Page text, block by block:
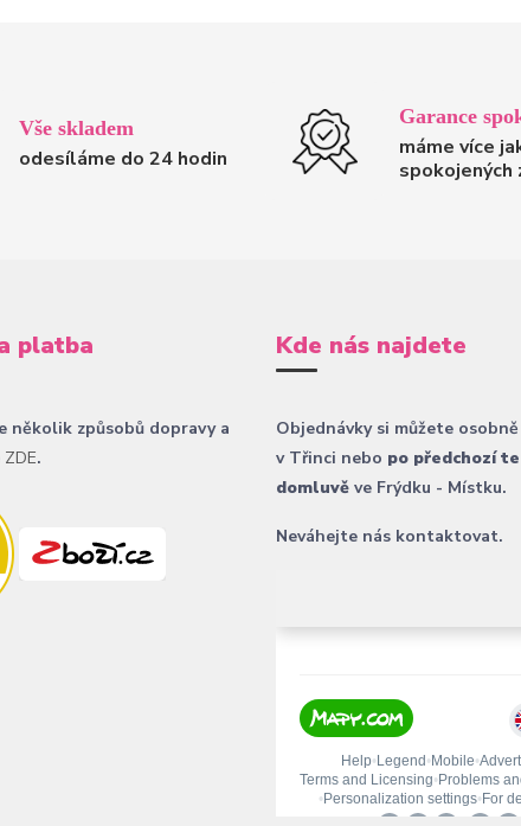
Vše skladem
odesíláme do 24 hodin
Garance
máme více
spokojených
platba
několik způsobů dopravy a
ZDE.
Kde nás najdete
Objednávky si můžete
v Třinci nebo po předchozí
domluvě ve Frýdku - Místku.
Neváhejte nás kontaktovat.